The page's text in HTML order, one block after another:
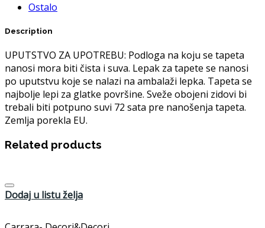
Ostalo
Description
UPUTSTVO ZA UPOTREBU: Podloga na koju se tapeta
nanosi mora biti čista i suva. Lepak za tapete se nanosi
po uputstvu koje se nalazi na ambalaži lepka. Tapeta se
najbolje lepi za glatke površine. Sveže obojeni zidovi bi
trebali biti potpuno suvi 72 sata pre nanošenja tapeta.
Zemlja porekla EU.
Related products
Dodaj u listu želja